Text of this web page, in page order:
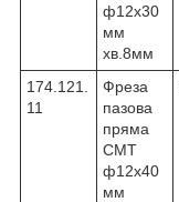
ф12х30
мм
хв.8мм
174.121.
11
Фреза
пазова
пряма
CMT
ф12х40
мм